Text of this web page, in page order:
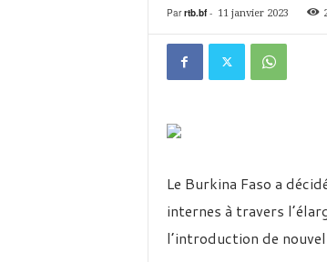
i
Par rtb.bf- 11 janvier 2023
Le Burkina Faso a
internes à travers
l’introduction de